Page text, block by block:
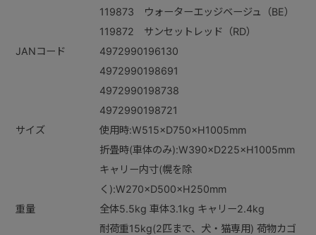
119873 ウォーターエッジベージュ（BE）
119872 サンセットレッド（RD）
JANコード
4972990196130
4972990198691
4972990198738
4972990198721
サイズ
使用時:W515×D750×H1005mm
折畳時(車体のみ):W390×D225×H1005mm
キャリー内寸(幌を除
く):W270×D500×H250mm
重量
全体5.5kg 車体3.1kg キャリー2.4kg
耐荷重15kg(2匹まで、犬・猫専用) 荷物カゴ